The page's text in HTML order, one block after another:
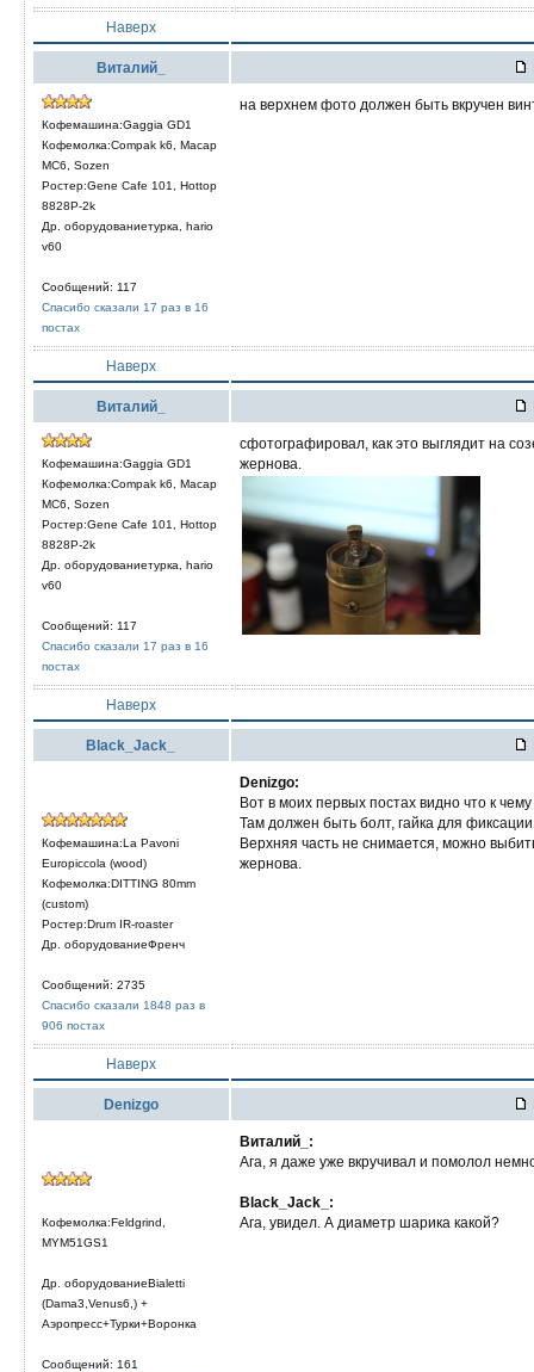
Наверх
Виталий_
Кофемашина:Gaggia GD1
Кофемолка:Compak k6, Macap
MC6, Sozen
Ростер:Gene Cafe 101, Hottop
8828P-2k
Др. оборудованиетурка, hario
v60
Сообщений: 117
Спасибо сказали 17 раз в 16
постах
на верхнем фото должен быть вкручен
Наверх
Виталий_
Кофемашина:Gaggia GD1
Кофемолка:Compak k6, Macap
MC6, Sozen
Ростер:Gene Cafe 101, Hottop
8828P-2k
Др. оборудованиетурка, hario
v60
Сообщений: 117
Спасибо сказали 17 раз в 16
постах
сфотографировал, как это выглядит на
жернова.
Наверх
Black_Jack_
Кофемашина:La Pavoni
Europiccola (wood)
Кофемолка:DITTING 80mm
(custom)
Ростер:Drum IR-roaster
Др. оборудованиеФренч
Сообщений: 2735
Спасибо сказали 1848 раз в
906 постах
Denizgo:
Вот в моих первых постах видно что к чему
Там должен быть болт, гайка для
Верхняя часть не снимается, можно
жернова.
Наверх
Denizgo
Кофемолка:Feldgrind,
MYM51GS1
Др. оборудованиеBialetti
(Dama3,Venus6,) +
Аэропресс+Турки+Воронка
Сообщений: 161
Виталий_:
Ага, я даже уже вкручивал и помолол
Black_Jack_:
Ага, увидел. А диаметр шарика какой?